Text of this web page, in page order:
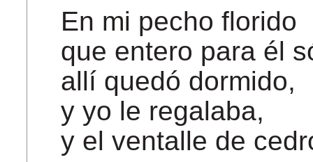
En mi pecho florido
que entero para él
allí quedó dormido,
y yo le regalaba,
y el ventalle de